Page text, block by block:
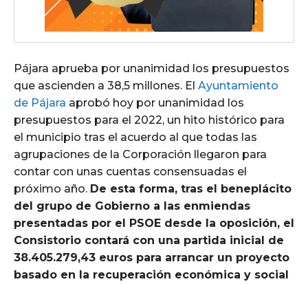
Pájara aprueba por unanimidad los presupuestos
que ascienden a 38,5 millones. El Ayuntamiento
de Pájara aprobó hoy por unanimidad los
presupuestos para el 2022, un hito histórico para
el municipio tras el acuerdo al que todas las
agrupaciones de la Corporación llegaron para
contar con unas cuentas consensuadas el
próximo año. De esta forma, tras el beneplácito
del grupo de Gobierno a las enmiendas
presentadas por el PSOE desde la oposición, el
Consistorio contará con una partida inicial de
38.405.279,43 euros para arrancar un proyecto
basado en la recuperación económica y social